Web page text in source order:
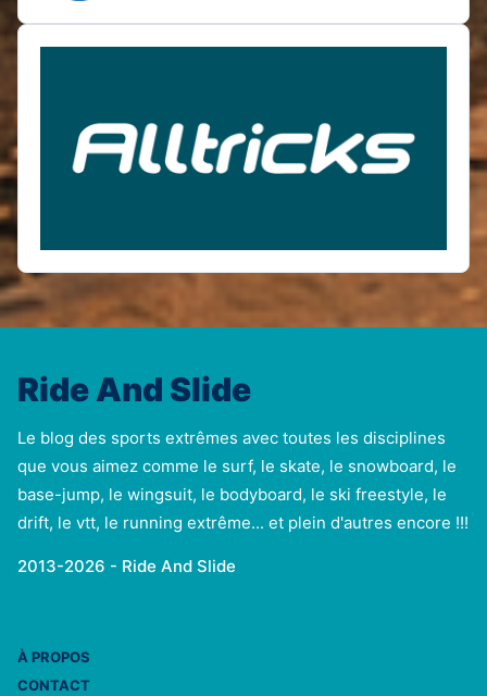
Ride And Slide
Le blog des sports extrêmes avec toutes les disciplines
que vous aimez comme le surf, le skate, le snowboard, le
base-jump, le wingsuit, le bodyboard, le ski freestyle, le
drift, le vtt, le running extrême... et plein d'autres encore !!!
2013-2026 - Ride And Slide
À PROPOS
CONTACT